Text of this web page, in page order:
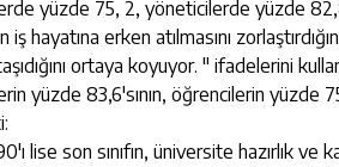
yüzde 75, 2, yöneticilerde yüzde
hayatına erken atılmasını
ortaya koyuyor. " ifadelerini
yüzde 83,6'sının, öğrencilerin yüzde
lise son sınıfın, üniversite hazırlık